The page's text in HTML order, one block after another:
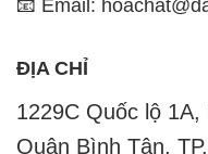
Quận Bình Tân,
CÔNG TY XNK TM
PHÁT